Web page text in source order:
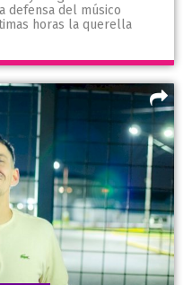
defensa del músico
horas la querella